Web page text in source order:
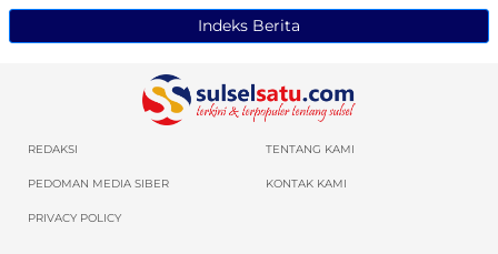
Indeks Berita
REDAKSI TENTANG KAMI
PEDOMAN MEDIA SIBER KONTAK KAMI
PRIVACY POLICY